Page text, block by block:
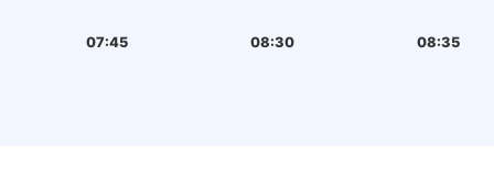
07:45 08:30 08:35